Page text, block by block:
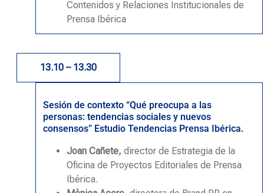
Contenidos y Relaciones Institucionales de
Prensa Ibérica
13.10 – 13.30
Sesión de contexto “Qué preocupa a las
personas: tendencias sociales y nuevos
consensos” Estudio Tendencias Prensa Ibérica.
Joan Cañete, director de Estrategia de la
Oficina de Proyectos Editoriales de Prensa
Ibérica.